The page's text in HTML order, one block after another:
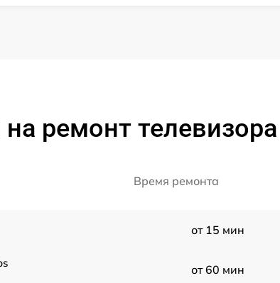
ремонт
Время ремонта
от 15 мин
от 60 мин